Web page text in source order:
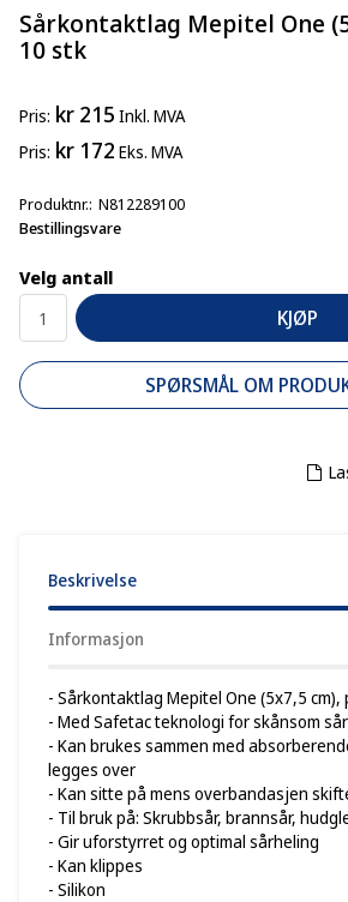
Sårkontaktlag Mepitel One
10 stk
Pris kr 215 Inkl. MVA
Pris kr 172 Eks. MVA
Produktnr. N812289100
Bestillingsvare
Velg antall
KJØP
SPØRSMÅL OM
Beskrivelse
Informasjon
- Sårkontaktlag Mepitel One (5x7,5 cm),
- Med Safetac teknologi for skånsom
- Kan brukes sammen med
legges over
- Kan sitte på mens overbandasjen
- Til bruk på: Skrubbsår, brannsår,
- Gir uforstyrret og optimal sårheling
- Kan klippes
- Silikon